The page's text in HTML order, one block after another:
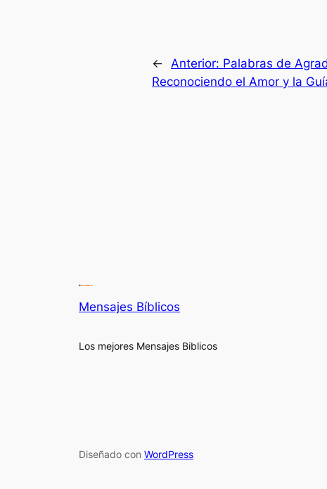
← Anterior: Palabras de
Reconociendo el Amor y la
Mensajes Bíblicos
Los mejores Mensajes Biblicos
Diseñado con WordPress